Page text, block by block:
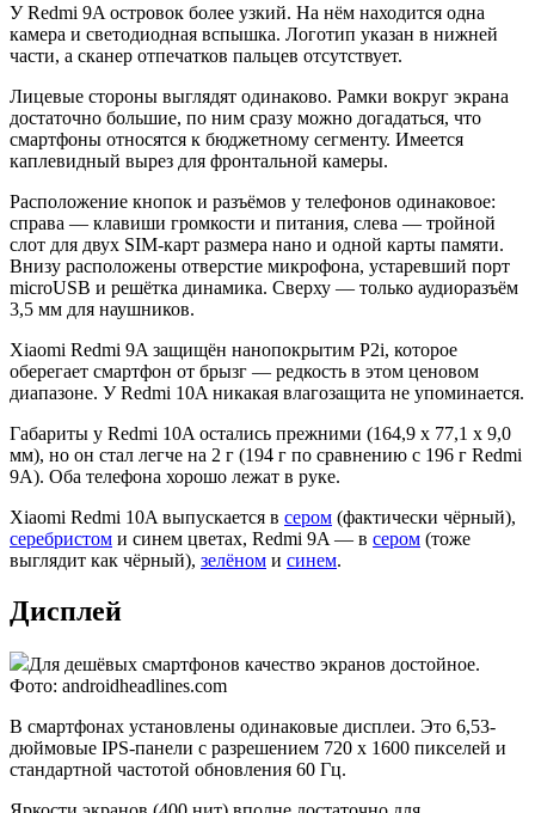
У Redmi 9A островок более узкий. На нём находится одна
камера и светодиодная вспышка. Логотип указан в нижней
части, а сканер отпечатков пальцев отсутствует.
Лицевые стороны выглядят одинаково. Рамки вокруг экрана
достаточно большие, по ним сразу можно догадаться, что
смартфоны относятся к бюджетному сегменту. Имеется
каплевидный вырез для фронтальной камеры.
Расположение кнопок и разъёмов у телефонов одинаковое:
справа — клавиши громкости и питания, слева — тройной
слот для двух SIM-карт размера нано и одной карты памяти.
Внизу расположены отверстие микрофона, устаревший порт
microUSB и решётка динамика. Сверху — только аудиоразъём
3,5 мм для наушников.
Xiaomi Redmi 9A защищён нанопокрытим P2i, которое
оберегает смартфон от брызг — редкость в этом ценовом
диапазоне. У Redmi 10A никакая влагозащита не упоминается.
Габариты у Redmi 10A остались прежними (164,9 x 77,1 x 9,0
мм), но он стал легче на 2 г (194 г по сравнению с 196 г Redmi
9A). Оба телефона хорошо лежат в руке.
Xiaomi Redmi 10A выпускается в сером (фактически чёрный),
серебристом и синем цветах, Redmi 9A — в сером (тоже
выглядит как чёрный), зелёном и синем.
Дисплей
Для дешёвых смартфонов качество экранов достойное.
Фото: androidheadlines.com
В смартфонах установлены одинаковые дисплеи. Это 6,53-
дюймовые IPS-панели с разрешением 720 x 1600 пикселей и
стандартной частотой обновления 60 Гц.